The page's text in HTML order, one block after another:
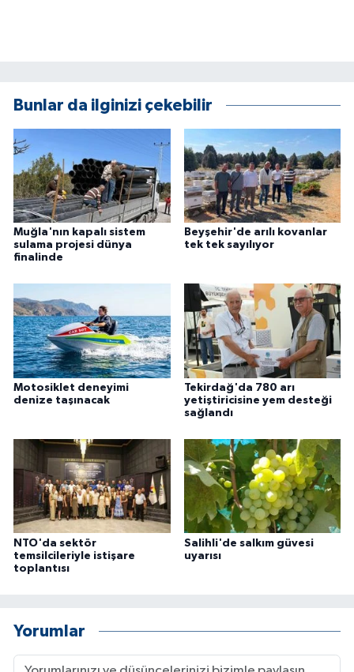
Bunlar da ilginizi çekebilir
Muğla'nın kapalı sistem
sulama projesi dünya
finalinde
Beyşehir'de arılı kovanlar
tek tek sayılıyor
Motosiklet deneyimi
denize taşınacak
Tekirdağ'da 780 arı
yetiştiricisine yem desteği
sağlandı
NTO'da sektör
temsilcileriyle istişare
toplantısı
Salihli'de salkım güvesi
uyarısı
Yorumlar
Yerel Haberler